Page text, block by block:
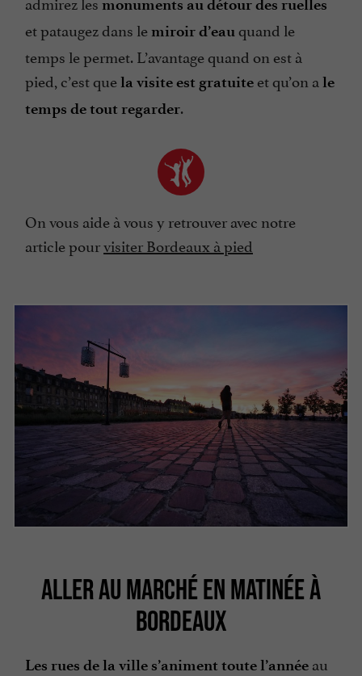
monuments au détour des ruelles
et pataugez dans le miroir d’eauquand le
temps le permet. L’avantage quand on est à
pied, c’est quela visite est gratuite et qu’on a le
temps de tout regarder.
On vous aide à vous y retrouver avec notre
article pourvisiter Bordeaux à pied
ALLER AU MARCHÉ EN MATINÉE À
BORDEAUX
Les rues de la ville s’animent toute l’année au